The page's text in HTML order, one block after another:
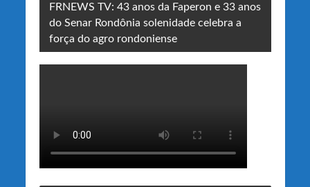
FRNEWS TV: 43 anos da Faperon e 33 anos
do Senar Rondônia solenidade celebra a
força do agro rondoniense